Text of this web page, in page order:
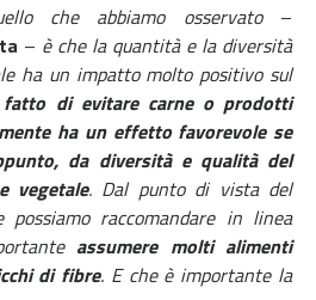
che abbiamo osservato–
– è che la quantità e la diversità
ha un impatto molto positivo sul
di evitare carne o prodotti
ha un effetto favorevole se
da diversità e qualità del
vegetale. Dal punto di vista del
possiamo raccomandare in linea
assumere molti alimenti
di fibre. E che è importante la